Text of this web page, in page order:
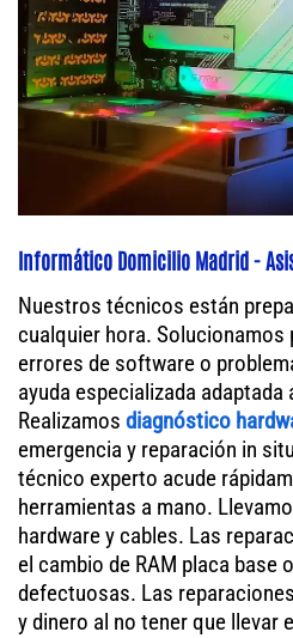
Informático Domicilio Madrid -
Nuestros técnicos están
cualquier hora. Solucionamos
errores de software o
ayuda especializada
Realizamos diagnóstico
emergencia y reparación in
técnico experto acude
herramientas a mano.
hardware y cables. Las
el cambio de RAM placa base
defectuosas. Las
y dinero al no tener que llevar